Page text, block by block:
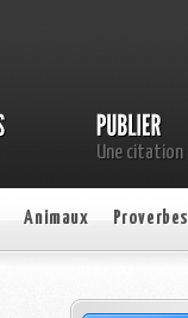
Une citation
Animaux Proverbes